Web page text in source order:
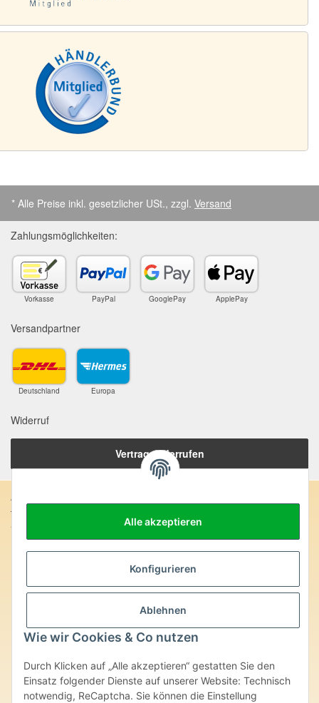
Alle akzeptieren
Konfigurieren
Ablehnen
Wie wir Cookies & Co nutzen
Durch Klicken auf „Alle akzeptieren“ gestatten Sie den
Einsatz folgender Dienste auf unserer Website: Technisch
notwendig, ReCaptcha. Sie können die Einstellung
* Alle Preise inkl. gesetzlicher USt., zzgl. Versand
Zahlungsmöglichkeiten:
Vorkasse PayPal GooglePay ApplePay
Versandpartner
Deutschland Europa
Widerruf
Vertrag widerrufen
Anschrift:
SteinZeitOase
Frau Karin Philippin
Uhlandstr. 7
Heilversprechen:
Edelsteine und Mineralien werden im esoterischen Bereich
besondere Kräfte und Eigenschaften zugeordnet. Wir weisen
ausdrücklich darauf hin, dass alle gemachten Aussagen bzgl.
Produkte im Internet, Prospekten oder dem Vertragspartner
überlassenen Unterlagen bisher weder medizinisch anerkannt oder
wissenschaftlich nachweisbar sind. Die gemachten Angaben